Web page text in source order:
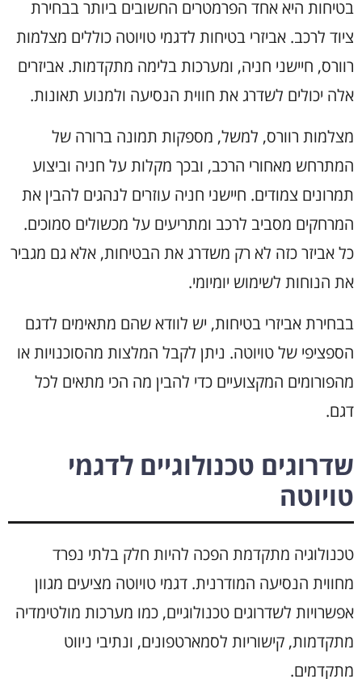
בטיחות היא אחד הפרמטרים החשובים ביותר בבחירת
ציוד לרכב. אביזרי בטיחות לדגמי טויוטה כוללים מצלמות
רוורס, חיישני חניה, ומערכות בלימה מתקדמות. אביזרים
אלה יכולים לשדרג את חווית הנסיעה ולמנוע תאונות.
מצלמות רוורס, למשל, מספקות תמונה ברורה של
המתרחש מאחורי הרכב, ובכך מקלות על חניה וביצוע
תמרונים צמודים. חיישני חניה עוזרים לנהגים להבין את
המרחקים מסביב לרכב ומתריעים על מכשולים סמוכים.
כל אביזר כזה לא רק משדרג את הבטיחות, אלא גם מגביר
את הנוחות לשימוש יומיומי.
בבחירת אביזרי בטיחות, יש לוודא שהם מתאימים לדגם
הספציפי של טויוטה. ניתן לקבל המלצות מהסוכנויות או
מהפורומים המקצועיים כדי להבין מה הכי מתאים לכל
דגם.
שדרוגים טכנולוגיים לדגמי
טויוטה
טכנולוגיה מתקדמת הפכה להיות חלק בלתי נפרד
מחווית הנסיעה המודרנית. דגמי טויוטה מציעים מגוון
אפשרויות לשדרוגים טכנולוגיים, כמו מערכות מולטימדיה
מתקדמות, קישוריות לסמארטפונים, ונתיבי ניווט
מתקדמים.